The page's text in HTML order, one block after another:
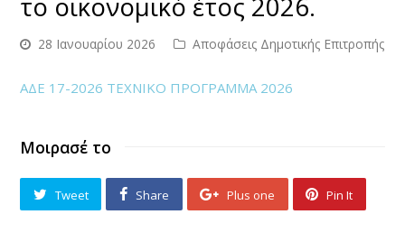
28 Ιανουαρίου 2026 Αποφάσεις Δημοτικής Επιτροπής
ΑΔΕ 17-2026 ΤΕΧΝΙΚΟ ΠΡΟΓΡΑΜΜΑ 2026
Μοιρασέ το
Tweet Share Plus one Pin It